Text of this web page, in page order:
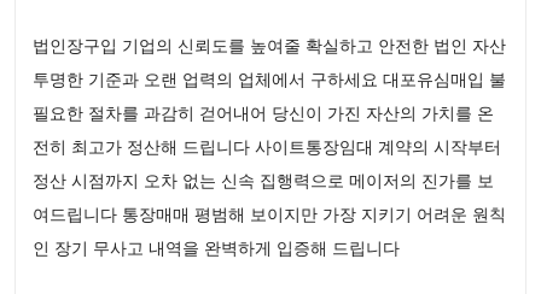
법인장구입 기업의 신뢰도를 높여줄 확실하고 안전한 법인 자산
투명한 기준과 오랜 업력의 업체에서 구하세요 대포유심매입 불
필요한 절차를 과감히 걷어내어 당신이 가진 자산의 가치를 온
전히 최고가 정산해 드립니다 사이트통장임대 계약의 시작부터
정산 시점까지 오차 없는 신속 집행력으로 메이저의 진가를 보
여드립니다 통장매매 평범해 보이지만 가장 지키기 어려운 원칙
인 장기 무사고 내역을 완벽하게 입증해 드립니다